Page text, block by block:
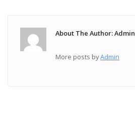
About The Author: Admin
More posts byAdmin